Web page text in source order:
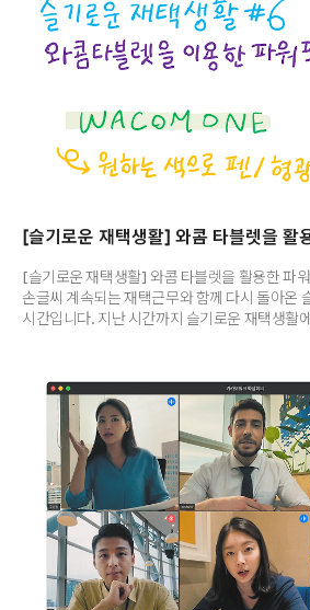
수정을 할 때, 여러 구성 요소가 혼합되어 있어서
어려울 때가 많습니다. 사이즈 변경이나 텍스트
조절할 수 없어서 답답한 적이 있을 거예요. 수
등장하기 때문에 이를 어려워하는 분들도 있고
[슬기로운 재택생활] 와콤 타블렛을 활용한 파
손글씨 계속되는 재택근무와 함께 다시 돌아온
시간입니다. 지난 시간까지 슬기로운 재택생활
이용해서 PPT를 제작하는 방법은 크게 두 가
번째는 손글씨, 두 번째는 도형을 이용한 차트
파워포인트에서 타블렛으로 손글씨 쓰는 방법
파워포인트에서 펜(그리기) 탭을 보신 적 있나
없으신 분들도 있으실 텐데요, 이 기능은 타블렛
활성화됩니다. 와콤..